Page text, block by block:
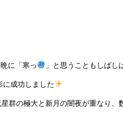
に「寒っ 」と思うこともしばし
成功しました
群の極大と新月の闇夜が重なり、